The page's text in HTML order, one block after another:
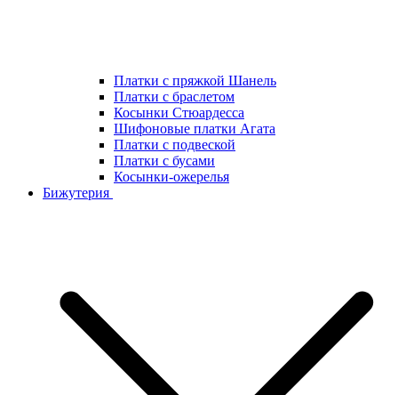
Платки с пряжкой Шанель
Платки с браслетом
Косынки Стюардесса
Шифоновые платки Агата
Платки с подвеской
Платки с бусами
Косынки-ожерелья
Бижутерия